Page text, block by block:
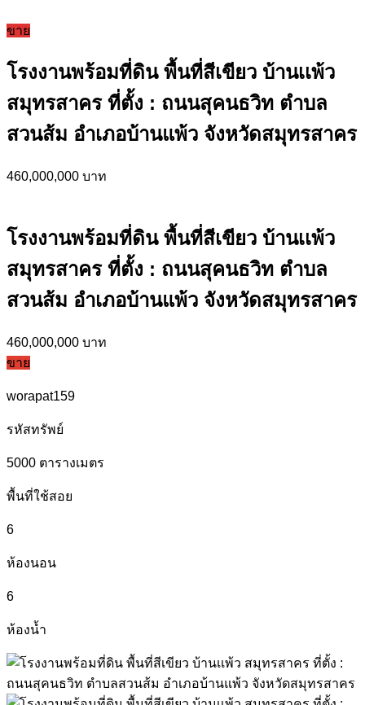
ขาย
โรงงานพร้อมที่ดิน พื้นที่สีเขียว บ้านเเพ้ว
สมุทรสาคร ที่ตั้ง : ถนนสุคนธวิท ตำบล
สวนส้ม อำเภอบ้านแพ้ว จังหวัดสมุทรสาคร
460,000,000 บาท
โรงงานพร้อมที่ดิน พื้นที่สีเขียว บ้านเเพ้ว
สมุทรสาคร ที่ตั้ง : ถนนสุคนธวิท ตำบล
สวนส้ม อำเภอบ้านแพ้ว จังหวัดสมุทรสาคร
460,000,000 บาท
ขาย
worapat159
รหัสทรัพย์
5000 ตารางเมตร
พื้นที่ใช้สอย
6
ห้องนอน
6
ห้องน้ำ